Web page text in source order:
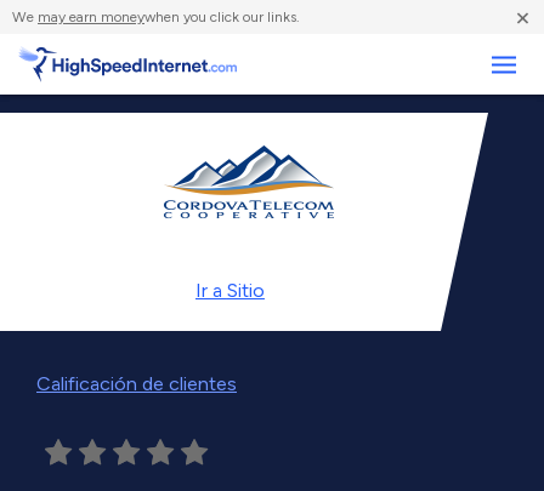
We may earn moneywhen you click our links. ×
Ir a Sitio
Calificación de clientes